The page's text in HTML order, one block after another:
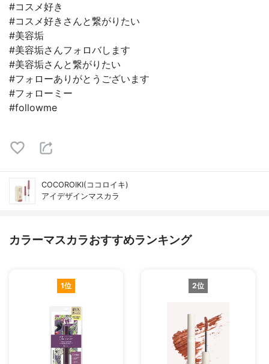
#コスメ好き
#コスメ好きさんと繋がりたい
#美容垢
#美容垢さんフォロバします
#美容垢さんと繋がりたい
#フォローありがとうございます
#フォローミー
#followme
COCOROIKI(ココロイキ)
アイデザインマスカラ
カラーマスカラおすすめランキング
1位 2位